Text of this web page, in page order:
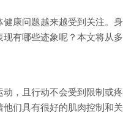
康问题越来越受到关注。
有哪些迹象呢？本文将从
，且行动不会受到限制或
们具有很好的肌肉控制和关